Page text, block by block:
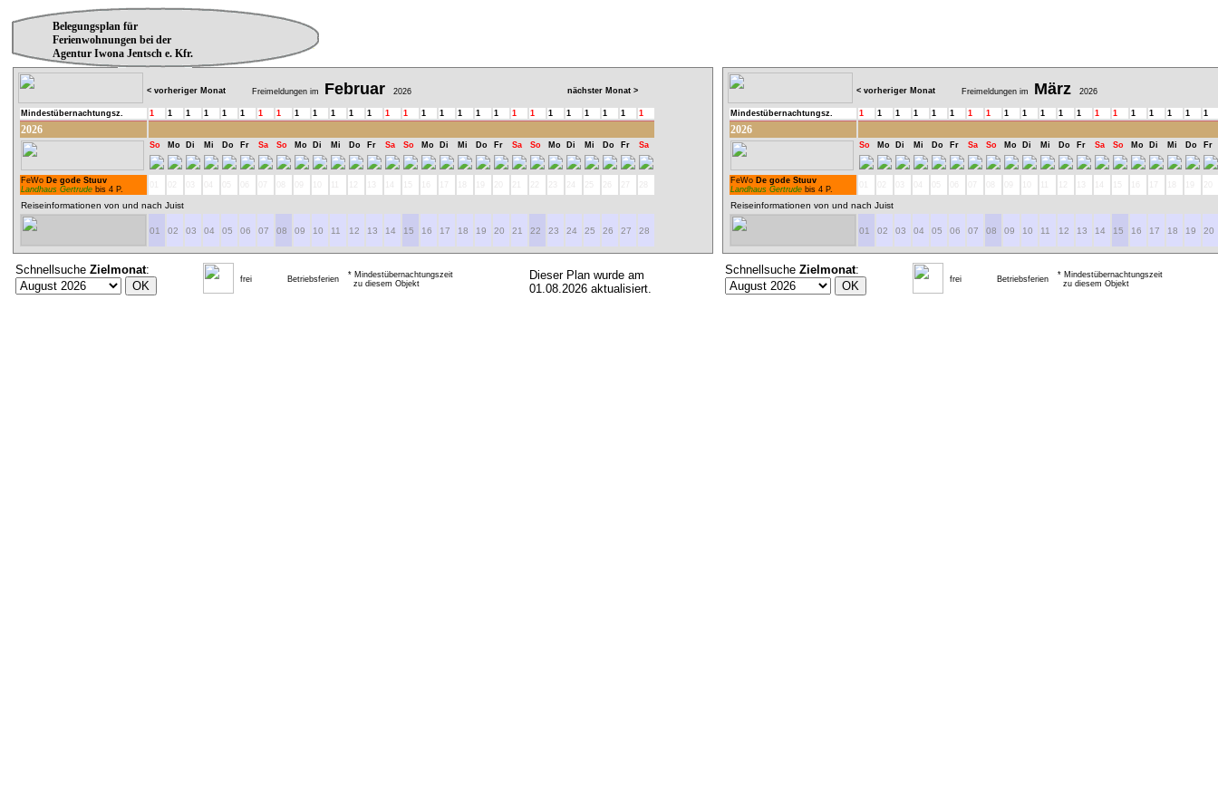
Belegungsplan für
Ferienwohnungen bei der
Agentur Iwona Jentsch e. Kfr.
< vorheriger Monat Freimeldungen im Februar 2026 nächster Monat >
Mindestübernachtungsz. 1 1 1 1 1 1 1 1 1 1 1 1 1 1 1 1 1 1 1 1 1 1 1 1 1 1 1 1
2026
So Mo Di Mi Do Fr Sa So Mo Di Mi Do Fr Sa So Mo Di Mi Do Fr Sa So Mo Di Mi Do Fr Sa
FeWo De gode Stuuv
Landhaus Gertrude bis 4 P.
Reiseinformationen von und nach Juist
01 02 03 04 05 06 07 08 09 10 11 12 13 14 15 16 17 18 19 20 21 22 23 24 25 26 27 28
Schnellsuche Zielmonat:
frei Betriebsferien
* Mindestübernachtungszeit
zu diesem Objekt
Dieser Plan wurde am
01.08.2026 aktualisiert.
< vorheriger Monat Freimeldungen im März 2026
Mindestübernachtungsz. 1 1 1 1 1 1 1 1 1 1 1 1 1 1 1 1 1 1 1 1
2026
So Mo Di Mi Do Fr Sa So Mo Di Mi Do Fr Sa So Mo Di Mi Do Fr
FeWo De gode Stuuv
Landhaus Gertrude bis 4 P.
Reiseinformationen von und nach Juist
01 02 03 04 05 06 07 08 09 10 11 12 13 14 15 16 17 18 19 20
Schnellsuche Zielmonat:
frei Betriebsferien
* Mindestübernachtungszeit
zu diesem Objekt